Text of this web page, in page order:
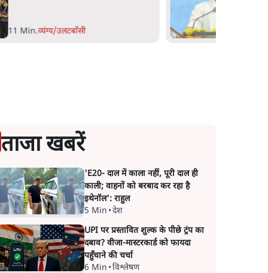
11 Min.व्यंग्य/उलटबाँसी
ताजा खबरें
'E20- दाल में काला नहीं, पूरी दाल ही
काली; वाहनों को बरबाद कर रहा है
इथेनॉल': राहुल
5 Min •देश
UPI पर प्रस्तावित शुल्क के पीछे ट्रंप का
दबाव? वीजा-मास्टरकार्ड को फायदा
पहुँचाने की चर्चा
6 Min •विश्लेषण